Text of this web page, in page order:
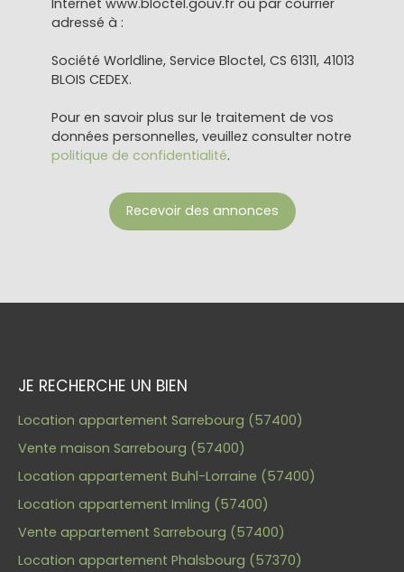
adressé à :
Société Worldline, Service Bloctel, CS 61311, 41013
BLOIS CEDEX.
Pour en savoir plus sur le traitement de vos
données personnelles, veuillez consulter notre
politique de confidentialité.
Recevoir des annonces
JE RECHERCHE UN BIEN
Location appartement Sarrebourg (57400)
Vente maison Sarrebourg (57400)
Location appartement Buhl-Lorraine (57400)
Location appartement Imling (57400)
Vente appartement Sarrebourg (57400)
Location appartement Phalsbourg (57370)